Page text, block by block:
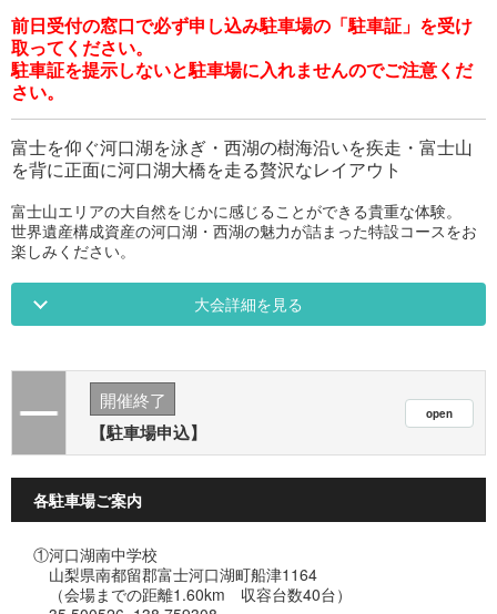
前日受付の窓口で必ず申し込み駐車場の「駐車証」を受け
取ってください。
駐車証を提示しないと駐車場に入れませんのでご注意くだ
さい。
富士を仰ぐ河口湖を泳ぎ・西湖の樹海沿いを疾走・富士山
を背に正面に河口湖大橋を走る贅沢なレイアウト
富士山エリアの大自然をじかに感じることができる貴重な体験。
世界遺産構成資産の河口湖・西湖の魅力が詰まった特設コースをお
楽しみください。
大会詳細を見る
開催終了
【駐車場申込】
各駐車場ご案内
①河口湖南中学校
山梨県南都留郡富士河口湖町船津1164
（会場までの距離1.60km 収容台数40台）